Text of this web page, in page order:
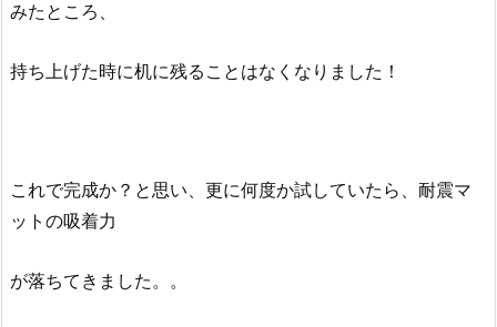
みたところ、
持ち上げた時に机に残ることはなくなりました！
これで完成か？と思い、更に何度か試していたら、耐震マ
ットの吸着力
が落ちてきました。。